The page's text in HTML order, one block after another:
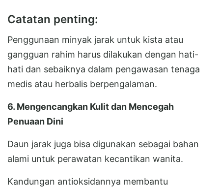
Catatan penting:
Penggunaan minyak jarak untuk kista atau
gangguan rahim harus dilakukan dengan hati-
hati dan sebaiknya dalam pengawasan tenaga
medis atau herbalis berpengalaman.
6. Mengencangkan Kulit dan Mencegah
Penuaan Dini
Daun jarak juga bisa digunakan sebagai bahan
alami untuk perawatan kecantikan wanita.
Kandungan antioksidannya membantu